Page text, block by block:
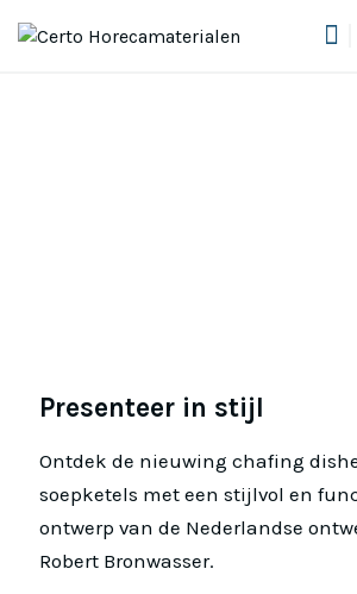
Presenteer in stijl
Ontdek de nieuwing chafing
soepketels met een stijlvol en
ontwerp van de Nederlandse
Robert Bronwasser.